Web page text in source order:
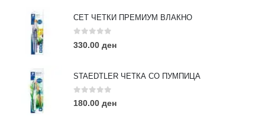
СЕТ ЧЕТКИ ПРЕМИУМ ВЛАКНО
0 out of 5
330.00 ден
STAEDTLER ЧЕТКА СО ПУМПИЦА
0 out of 5
180.00 ден